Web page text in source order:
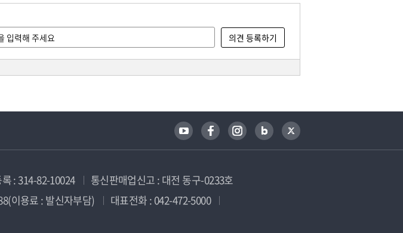
: 314-82-10024
통신판매업신고 : 대전 동구-0233호
이용료 : 발신자부담)
대표전화 : 042-472-5000